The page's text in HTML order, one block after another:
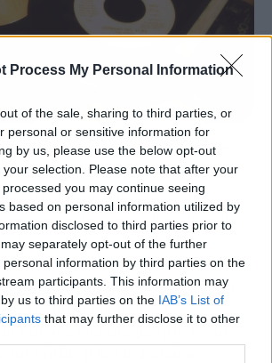
Process My Personal Information
of the sale, sharing to third parties, or
personal or sensitive information for
by us, please use the below opt-out
selection. Please note that after your
you may continue seeing
based on personal information utilized by
disclosed to third parties prior to
separately opt-out of the further
information by third parties on the
participants. This information may
us to third parties on the IAB’s List of
that may further disclose it to other
de los maxi-singles de 45
un hito en la
música grabada, sino que
el impacto duradero de
discos en nuestra cultura
la comodidad de un sencillo
de un maxi-single, cada
recuerda la belleza
música y la magia que reside